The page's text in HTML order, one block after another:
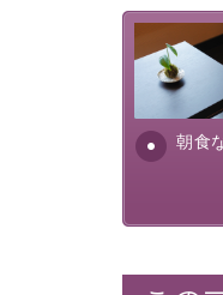
朝食
朝食なし
合は朝食
びください